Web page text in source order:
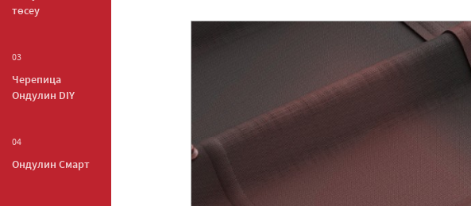
төсеу
03
Черепица
Ондулин DIY
04
Ондулин Смарт